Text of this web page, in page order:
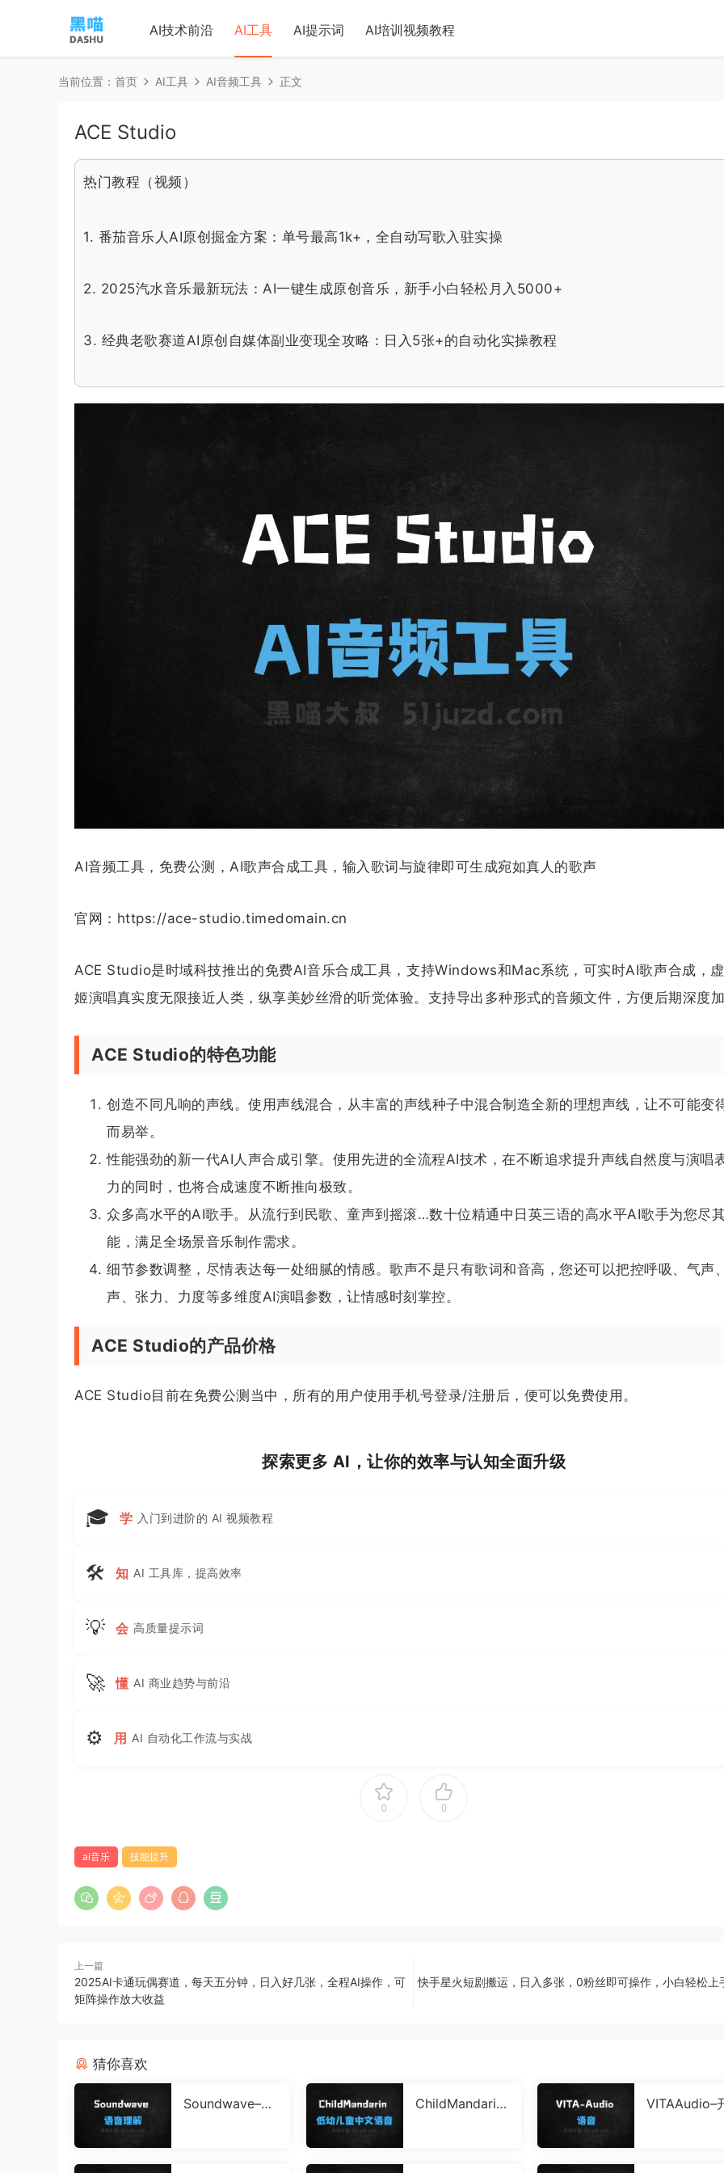
AI技术前沿 AI工具 AI提示词 AI培训视频教程
当前位置： 首页 AI工具 AI音频工具 正文
ACE Studio
热门教程（视频）
1. 番茄音乐人AI原创掘金方案：单号最高1k+，全自动写歌入驻实操
2. 2025汽水音乐最新玩法：AI一键生成原创音乐，新手小白轻松月入5000+
3. 经典老歌赛道AI原创自媒体副业变现全攻略：日入5张+的自动化实操教程
AI音频工具，免费公测，AI歌声合成工具，输入歌词与旋律即可生成宛如真人的歌声
官网：https://ace-studio.timedomain.cn
ACE Studio是时域科技推出的免费AI音乐合成工具，支持Windows和Mac系统，可实时AI歌声合成，
姬演唱真实度无限接近人类，纵享美妙丝滑的听觉体验。支持导出多种形式的音频文件，方便后期深度加
ACE Studio的特色功能
创造不同凡响的声线。使用声线混合，从丰富的声线种子中混合制造全新的理想声线，让不可能变
而易举。
性能强劲的新一代AI人声合成引擎。使用先进的全流程AI技术，在不断追求提升声线自然度与演唱
力的同时，也将合成速度不断推向极致。
众多高水平的AI歌手。从流行到民歌、童声到摇滚…数十位精通中日英三语的高水平AI歌手为您尽
能，满足全场景音乐制作需求。
细节参数调整，尽情表达每一处细腻的情感。歌声不是只有歌词和音高，您还可以把控呼吸、气声
声、张力、力度等多维度AI演唱参数，让情感时刻掌控。
ACE Studio的产品价格
ACE Studio目前在免费公测当中，所有的用户使用手机号登录/注册后，便可以免费使用。
探索更多 AI，让你的效率与认知全面升级
🎓 学 入门到进阶的 AI 视频教程
🛠 知 AI 工具库，提高效率
💡 会 高质量提示词
🚀 懂 AI 商业趋势与前沿
⚙ 用 AI 自动化工作流与实战
0 0
ai音乐 技能提升
上一篇
2025AI卡通玩偶赛道，每天五分钟，日入好几张，全程AI操作，可
矩阵操作放大收益
快手星火短剧搬运，日入多张，0粉丝即可操作，小白轻松上
猜你喜欢
Soundwave–港
ChildMandarin
VITAAudio–